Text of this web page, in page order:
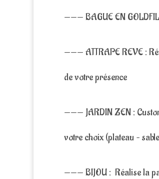
——— BAGUE EN
——— ATTRAPE REVE :
de votre présence
——— JARDIN ZEN :
votre choix (plateau –
——— BIJOU : Réalise la